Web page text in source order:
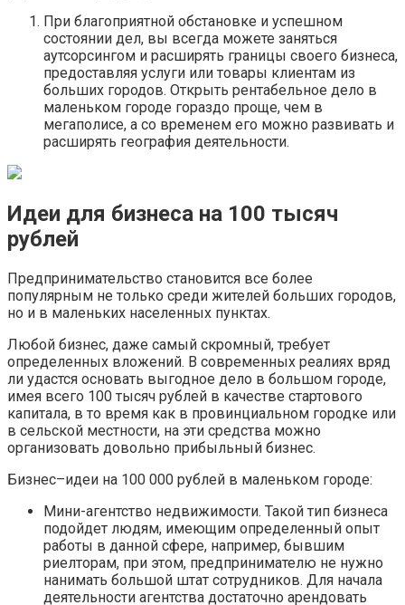
При благоприятной обстановке и успешном
состоянии дел, вы всегда можете заняться
аутсорсингом и расширять границы своего бизнеса,
предоставляя услуги или товары клиентам из
больших городов. Открыть рентабельное дело в
маленьком городе гораздо проще, чем в
мегаполисе, а со временем его можно развивать и
расширять география деятельности.
Идеи для бизнеса на 100 тысяч
рублей
Предпринимательство становится все более
популярным не только среди жителей больших городов,
но и в маленьких населенных пунктах.
Любой бизнес, даже самый скромный, требует
определенных вложений. В современных реалиях вряд
ли удастся основать выгодное дело в большом городе,
имея всего 100 тысяч рублей в качестве стартового
капитала, в то время как в провинциальном городке или
в сельской местности, на эти средства можно
организовать довольно прибыльный бизнес.
Бизнес–идеи на 100 000 рублей в маленьком городе:
Мини-агентство недвижимости. Такой тип бизнеса
подойдет людям, имеющим определенный опыт
работы в данной сфере, например, бывшим
риелторам, при этом, предпринимателю не нужно
нанимать большой штат сотрудников. Для начала
деятельности агентства достаточно арендовать